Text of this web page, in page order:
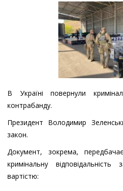
В Україні повернули
контрабанду.
Президент Володимир
закон.
Документ, зокрема,
кримінальну
вартістю: